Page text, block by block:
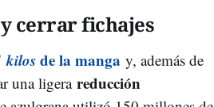
cerrar fichajes
kilosde la manga y, además de
una ligera reducción